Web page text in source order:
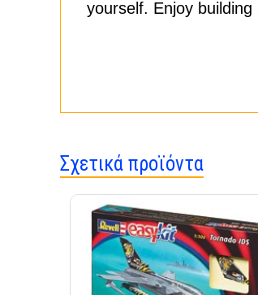
yourself. Enjoy
Σχετικά προϊόντα